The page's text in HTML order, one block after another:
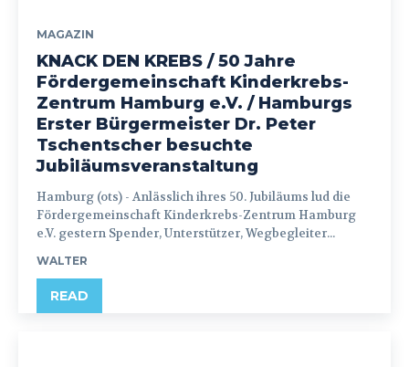
MAGAZIN
KNACK DEN KREBS / 50 Jahre
Fördergemeinschaft Kinderkrebs-
Zentrum Hamburg e.V. / Hamburgs
Erster Bürgermeister Dr. Peter
Tschentscher besuchte
Jubiläumsveranstaltung
Hamburg (ots) - Anlässlich ihres 50. Jubiläums lud die
Fördergemeinschaft Kinderkrebs-Zentrum Hamburg
e.V. gestern Spender, Unterstützer, Wegbegleiter...
WALTER
READ